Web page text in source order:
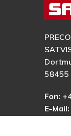
58455
Fon:
E-Mail: